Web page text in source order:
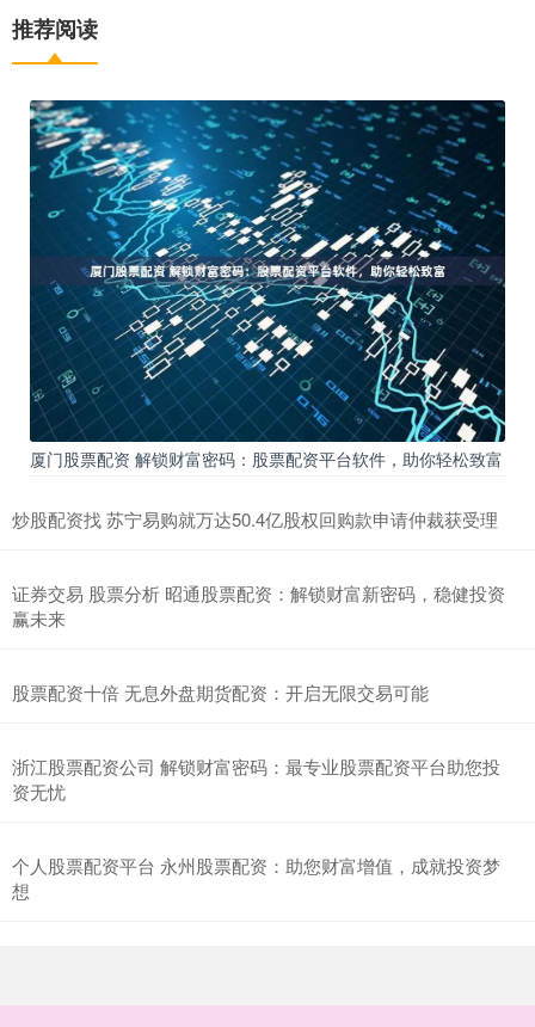
推荐阅读
厦门股票配资 解锁财富密码：股票配资平台软件，助你轻松致富
炒股配资找 苏宁易购就万达50.4亿股权回购款申请仲裁获受理
证券交易 股票分析 昭通股票配资：解锁财富新密码，稳健投资
赢未来
股票配资十倍 无息外盘期货配资：开启无限交易可能
浙江股票配资公司 解锁财富密码：最专业股票配资平台助您投
资无忧
个人股票配资平台 永州股票配资：助您财富增值，成就投资梦
想